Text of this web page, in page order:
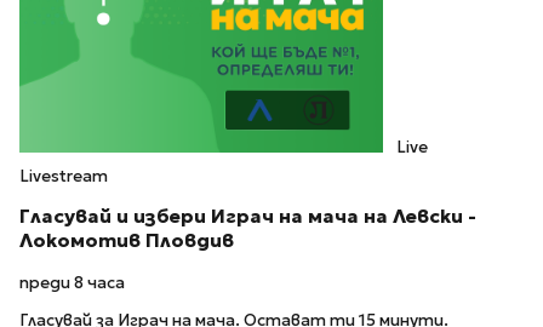
Live
Livestream
Гласувай и избери Играч на мача на Левски -
Локомотив Пловдив
преди 8 часа
Гласувай за Играч на мача. Остават ти 15 минути.